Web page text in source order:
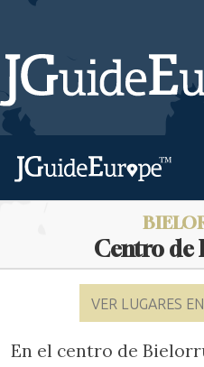
Centro de
VER LUGARES
En el centro de